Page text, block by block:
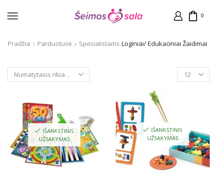
0
Pradžia Parduotuvė Specialistams Loginiai/ Edukaciniai Žaidimai
Products
per
IŠANKSTINIS
UŽSAKYMAS
IŠANKSTINIS
UŽSAKYMAS